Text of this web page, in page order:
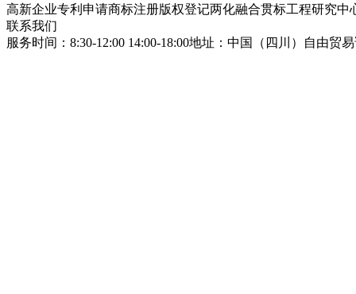
高新企业专利申请商标注册版权登记两化融合贯标工程研究中
联系我们
服务时间：8:30-12:00 14:00-18:00地址：中国（四川）自由贸